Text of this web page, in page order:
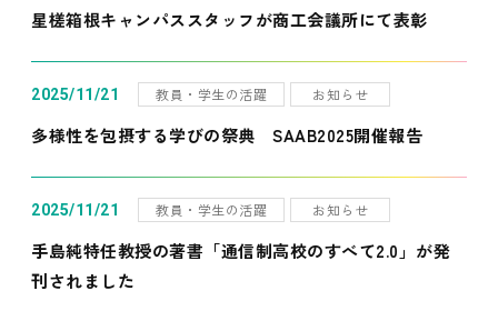
星槎箱根キャンパススタッフが商工会議所にて表彰
2025/11/21 教員・学生の活躍 お知らせ
多様性を包摂する学びの祭典 SAAB2025開催報告
2025/11/21 教員・学生の活躍 お知らせ
手島純特任教授の著書「通信制高校のすべて2.0」が発
刊されました